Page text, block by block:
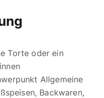
Torte oder ein
Allgemeine
Backwaren,